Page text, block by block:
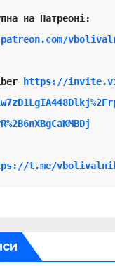
https://
t.me/